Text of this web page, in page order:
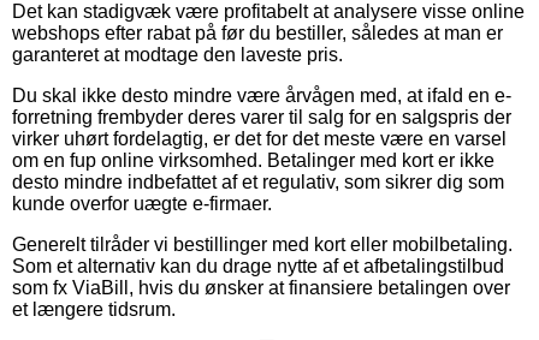
Det kan stadigvæk være profitabelt at analysere visse online
webshops efter rabat på før du bestiller, således at man er
garanteret at modtage den laveste pris.
Du skal ikke desto mindre være årvågen med, at ifald en e-
forretning frembyder deres varer til salg for en salgspris der
virker uhørt fordelagtig, er det for det meste være en varsel
om en fup online virksomhed. Betalinger med kort er ikke
desto mindre indbefattet af et regulativ, som sikrer dig som
kunde overfor uægte e-firmaer.
Generelt tilråder vi bestillinger med kort eller mobilbetaling.
Som et alternativ kan du drage nytte af et afbetalingstilbud
som fx ViaBill, hvis du ønsker at finansiere betalingen over
et længere tidsrum.